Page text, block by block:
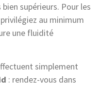
supérieurs. Pour les
au minimum
une fluidité
simplement
: rendez-vous dans